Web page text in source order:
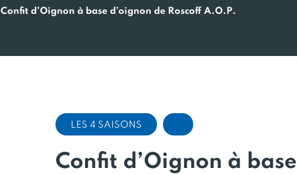
Confit d’Oignon à base d’oignon de Roscoff A.O.P.
LES 4 SAISONS
Confit d’Oignon à base